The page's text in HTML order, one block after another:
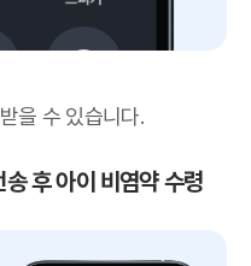
을 수 있습니다.
후 아이 비염약 수령